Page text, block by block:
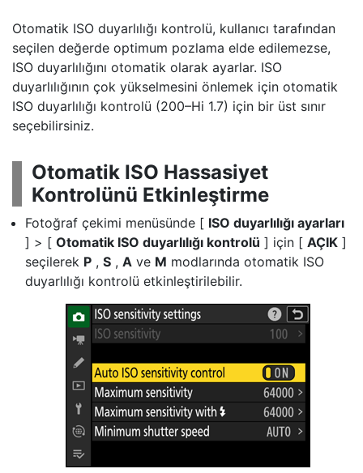
Otomatik ISO duyarlılığı kontrolü, kullanıcı tarafından
seçilen değerde optimum pozlama elde edilemezse,
ISO duyarlılığını otomatik olarak ayarlar. ISO
duyarlılığının çok yükselmesini önlemek için otomatik
ISO duyarlılığı kontrolü (200–Hi 1.7) için bir üst sınır
seçebilirsiniz.
Otomatik ISO Hassasiyet
Kontrolünü Etkinleştirme
Fotoğraf çekimi menüsünde [ ISO duyarlılığı ayarları
] > [ Otomatik ISO duyarlılığı kontrolü ] için [ AÇIK ]
seçilerek P , S , A ve M modlarında otomatik ISO
duyarlılığı kontrolü etkinleştirilebilir.